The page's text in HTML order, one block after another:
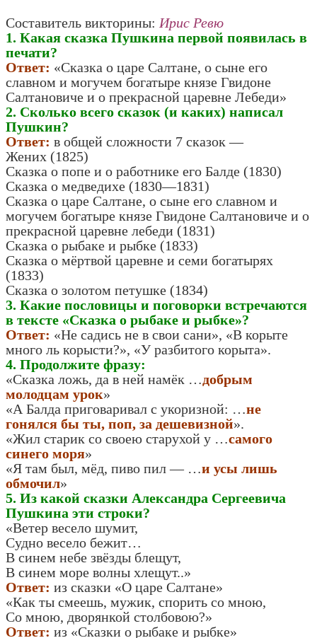
Составитель викторины: Ирис Ревю
1. Какая сказка Пушкина первой появилась в
печати?
Ответ: «Сказка о царе Салтане, о сыне его
славном и могучем богатыре князе Гвидоне
Салтановиче и о прекрасной царевне Лебеди»
2. Сколько всего сказок (и каких) написал
Пушкин?
Ответ: в общей сложности 7 сказок —
Жених (1825)
Сказка о попе и о работнике его Балде (1830)
Сказка о медведихе (1830—1831)
Сказка о царе Салтане, о сыне его славном и
могучем богатыре князе Гвидоне Салтановиче и о
прекрасной царевне лебеди (1831)
Сказка о рыбаке и рыбке (1833)
Сказка о мёртвой царевне и семи богатырях
(1833)
Сказка о золотом петушке (1834)
3. Какие пословицы и поговорки встречаются
в тексте «Сказка о рыбаке и рыбке»?
Ответ: «Не садись не в свои сани», «В корыте
много ль корысти?», «У разбитого корыта».
4. Продолжите фразу:
«Сказка ложь, да в ней намёк …добрым
молодцам урок»
«А Балда приговаривал с укоризной: …не
гонялся бы ты, поп, за дешевизной».
«Жил старик со своею старухой у …самого
синего моря»
«Я там был, мёд, пиво пил — …и усы лишь
обмочил»
5. Из какой сказки Александра Сергеевича
Пушкина эти строки?
«Ветер весело шумит,
Судно весело бежит…
В синем небе звёзды блещут,
В синем море волны хлещут..»
Ответ: из сказки «О царе Салтане»
«Как ты смеешь, мужик, спорить со мною,
Со мною, дворянкой столбовою?»
Ответ: из «Сказки о рыбаке и рыбке»